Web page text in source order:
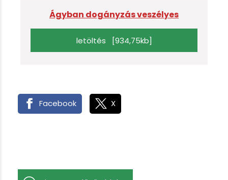
Ágyban dogányzás veszélyes
letöltés [934,75kb]
Facebook X